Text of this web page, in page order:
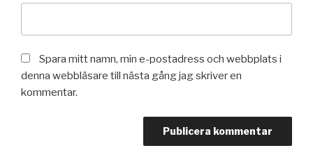
Spara mitt namn, min e-postadress och webbplats i
denna webbläsare till nästa gång jag skriver en
kommentar.